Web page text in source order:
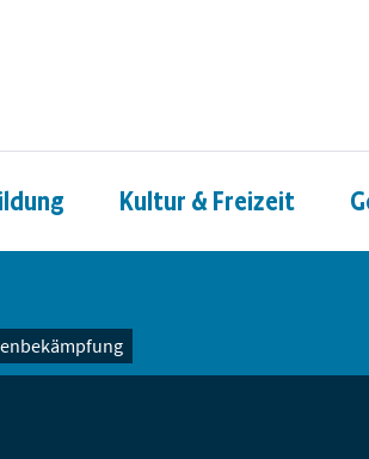
Kultur & Freizeit